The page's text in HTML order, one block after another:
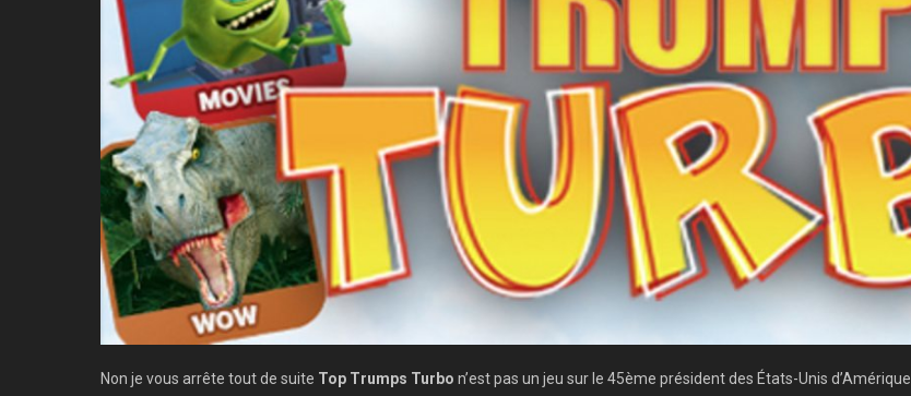
Non je vous arrête tout de suite Top Trumps Turbo n’est pas un jeu sur le 45ème président des États-Unis d’Amérique.